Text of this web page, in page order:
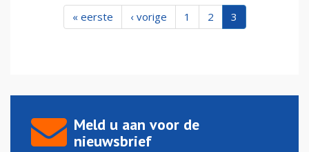
« eerste ‹ vorige 1 2 3
Meld u aan voor de
nieuwsbrief